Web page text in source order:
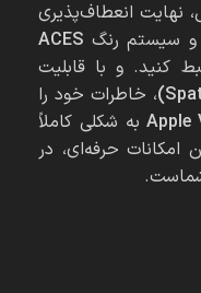
نهایت انعطاف‌پذیری
و سیستم رنگ ACES
کنید. و با قابلیت
، خاطرات خود را
Appleبه شکلی کاملاً
امکانات حرفه‌ای، در